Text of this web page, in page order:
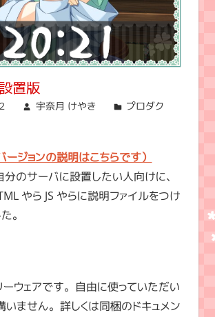
置版
宇奈月 けやき
プロダク
ージョンの説明はこちらです）
のサーバに設置したい人向けに、
やら JS やらに説明ファイルをつけ
。
ーウェアです。自由に使っていただい
いません。詳しくは同梱のドキュメン